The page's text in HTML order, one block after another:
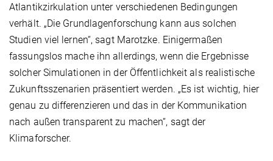
Atlantikzirkulation unter verschiedenen Bedingungen
verhält. „Die Grundlagenforschung kann aus solchen
Studien viel lernen“, sagt Marotzke. Einigermaßen
fassungslos mache ihn allerdings, wenn die Ergebnisse
solcher Simulationen in der Öffentlichkeit als realistische
Zukunftsszenarien präsentiert werden. „Es ist wichtig, hier
genau zu differenzieren und das in der Kommu­nikation
nach außen transparent zu machen“, sagt der
Klimaforscher.